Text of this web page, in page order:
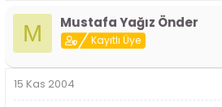
M Mustafa Yağız Önder
Kayıtlı Üye
15 Kas 2004